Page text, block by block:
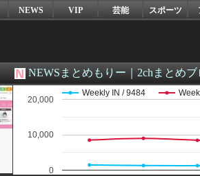
NEWS VIP 芸能 スポーツ
NEWSまとめもりー｜2chまとめブ
Weekly IN / 9484
0
10,000
20,000